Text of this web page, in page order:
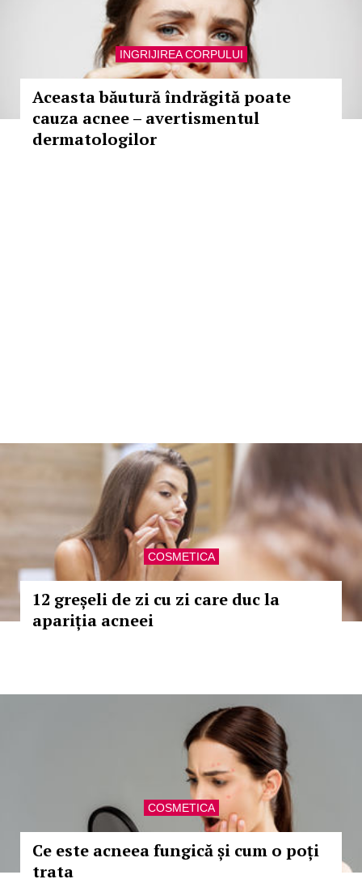
INGRIJIREA CORPULUI
Aceasta băutură îndrăgită poate
cauza acnee – avertismentul
dermatologilor
COSMETICA
12 greșeli de zi cu zi care duc la
apariția acneei
COSMETICA
Ce este acneea fungică și cum o poți
trata